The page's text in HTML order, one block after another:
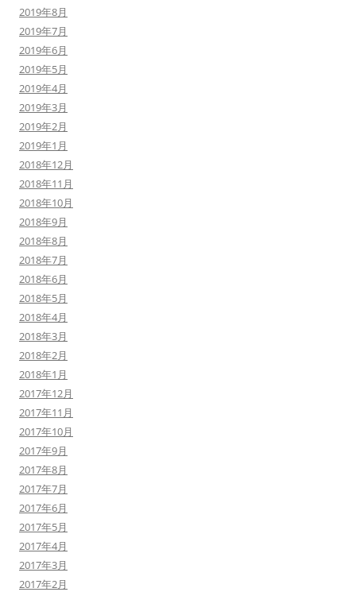
2019年8月
2019年7月
2019年6月
2019年5月
2019年4月
2019年3月
2019年2月
2019年1月
2018年12月
2018年11月
2018年10月
2018年9月
2018年8月
2018年7月
2018年6月
2018年5月
2018年4月
2018年3月
2018年2月
2018年1月
2017年12月
2017年11月
2017年10月
2017年9月
2017年8月
2017年7月
2017年6月
2017年5月
2017年4月
2017年3月
2017年2月